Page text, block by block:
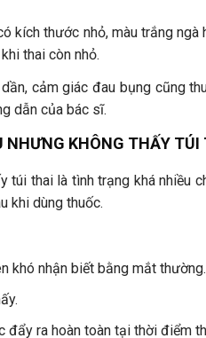
kích thước nhỏ, màu trắng
thai còn nhỏ.
cảm giác đau bụng cũng
dẫn của bác sĩ.
NHƯNG KHÔNG THẤY
túi thai là tình trạng khá
khi dùng thuốc.
khó nhận biết bằng mắt thường.
ra hoàn toàn tại thời điểm